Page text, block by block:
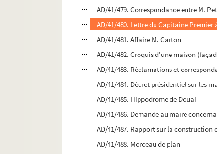
AD/41/479. Correspondance entre M.
AD/41/480. Lettre du Capitaine
AD/41/481. Affaire M. Carton
AD/41/482. Croquis d'une maison
AD/41/483. Réclamations et
AD/41/484. Décret présidentiel sur les
AD/41/485. Hippodrome de Douai
AD/41/486. Demande au maire
AD/41/487. Rapport sur la construction
AD/41/488. Morceau de plan